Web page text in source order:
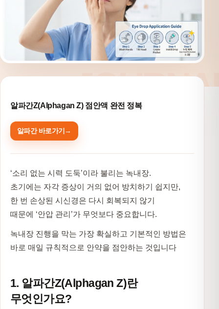
알파간Z(Alphagan Z) 점안액 완전 정복
알파간 바로가기
‘소리 없는 시력 도둑’이라 불리는 녹내장.
초기에는 자각 증상이 거의 없어 방치하기 쉽지만,
한 번 손상된 시신경은 다시 회복되지 않기
때문에 ‘안압 관리’가 무엇보다 중요합니다.
녹내장 진행을 막는 가장 확실하고 기본적인 방법은
바로 매일 규칙적으로 안약을 점안하는 것입니다
1. 알파간Z(Alphagan Z)란
무엇인가요?